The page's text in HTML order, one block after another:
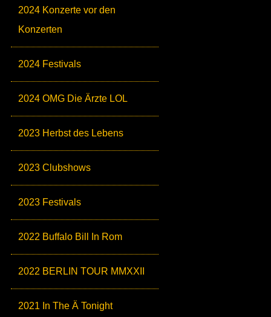
2024 Konzerte vor den
Konzerten
2024 Festivals
2024 OMG Die Ärzte LOL
2023 Herbst des Lebens
2023 Clubshows
2023 Festivals
2022 Buffalo Bill In Rom
2022 BERLIN TOUR MMXXII
2021 In The Ä Tonight